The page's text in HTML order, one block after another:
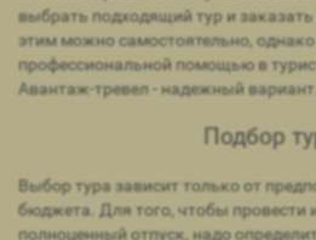
выбрать подходящий тур и заказать
этим можно самостоятельно,
профессиональной помощью в
Авантаж-тревел - надежный вариант.
Подбор
Выбор тура зависит только от
бюджета. Для того, чтобы провести
полноценный отпуск, надо